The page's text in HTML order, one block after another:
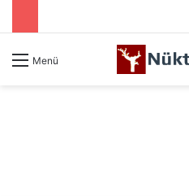
Menü